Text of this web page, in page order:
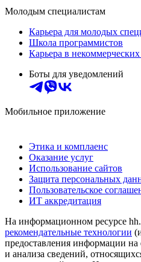
Молодым специалистам
Карьера для молодых
Школа программистов
Карьера в
Боты для уведомлений
Мобильное приложение
Этика и комплаенс
Оказание услуг
Использование сайтов
Защита персональных
Пользовательское
ИТ аккредитация
На информационном ресурсе
рекомендательные технологии
предоставления информации на
и анализа сведений,